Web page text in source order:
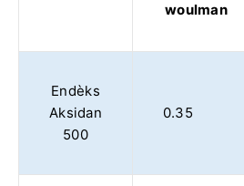
woulman
Endèks
Aksidan
500
0.35